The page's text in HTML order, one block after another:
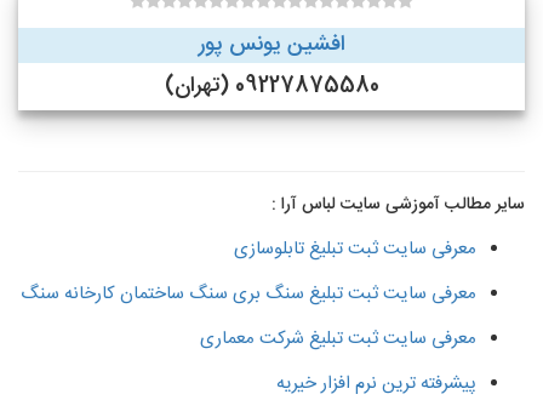
افشین یونس پور
09227875580 (تهران)
سایر مطالب آموزشی سایت لباس آرا :
معرفی سایت ثبت تبلیغ تابلوسازی
معرفی سایت ثبت تبلیغ سنگ بری سنگ ساختمان کارخانه سنگ
معرفی سایت ثبت تبلیغ شرکت معماری
پیشرفته ترین نرم افزار خیریه